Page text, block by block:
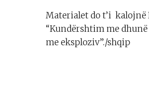
Materialet do t’i kalojnë
“Kundërshtim me
me eksploziv”./shqip